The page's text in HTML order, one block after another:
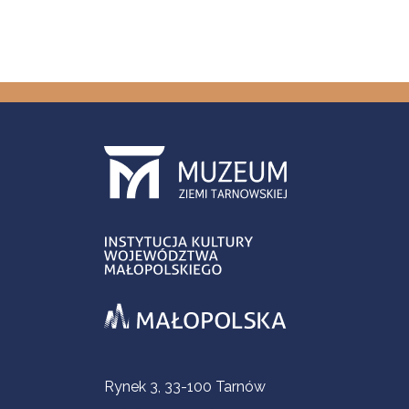
Informacje kontaktowe
Rynek 3, 33-100 Tarnów